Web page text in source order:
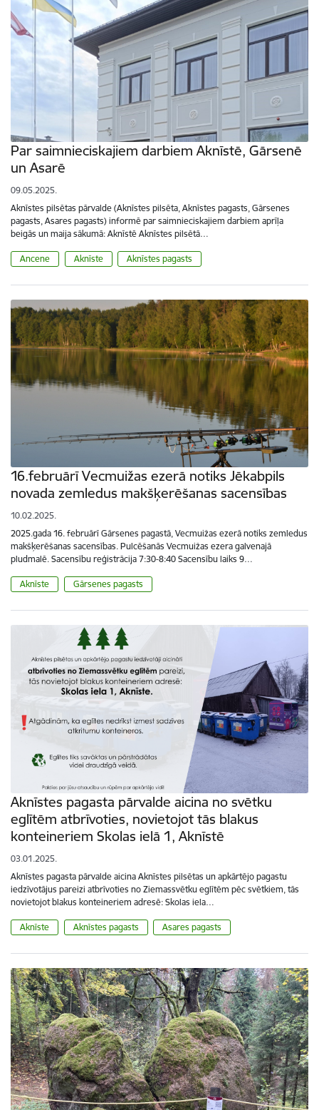
Par saimnieciskajiem darbiem Aknīstē, Gārsenē
un Asarē
09.05.2025.
Aknīstes pilsētas pārvalde (Aknīstes pilsēta, Aknīstes pagasts, Gārsenes
pagasts, Asares pagasts) informē par saimnieciskajiem darbiem aprīļa
beigās un maija sākumā: Aknīstē Aknīstes pilsētā…
Ancene Aknīste Aknīstes pagasts
16.februārī Vecmuižas ezerā notiks Jēkabpils
novada zemledus makšķerēšanas sacensības
10.02.2025.
2025.gada 16. februārī Gārsenes pagastā, Vecmuižas ezerā notiks zemledus
makšķerēšanas sacensības. Pulcēšanās Vecmuižas ezera galvenajā
pludmalē. Sacensību reģistrācija 7:30-8:40 Sacensību laiks 9…
Aknīste Gārsenes pagasts
Aknīstes pagasta pārvalde aicina no svētku
eglītēm atbrīvoties, novietojot tās blakus
konteineriem Skolas ielā 1, Aknīstē
03.01.2025.
Aknīstes pagasta pārvalde aicina Aknīstes pilsētas un apkārtējo pagastu
iedzīvotājus pareizi atbrīvoties no Ziemassvētku eglītēm pēc svētkiem, tās
novietojot blakus konteineriem adresē: Skolas iela…
Aknīste Aknīstes pagasts Asares pagasts